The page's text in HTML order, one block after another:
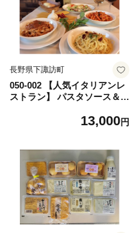
長野県下諏訪町
050-002 【人気イタリアンレ
ストラン】 パスタソース＆ス
13,000円